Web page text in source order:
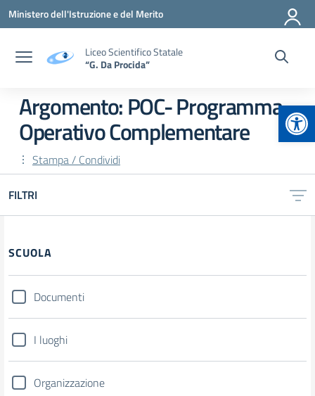
Vai ai contenuti
Vai al menu di navigazione
Vai al footer
Ministero dell'Istruzione e del Merito
Liceo Scientifico Statale
“G. Da Procida”
Argomento: POC- Programma
Operativo Complementare
Stampa / Condividi
FILTRI
Filtri
SCUOLA
Documenti
I luoghi
Organizzazione